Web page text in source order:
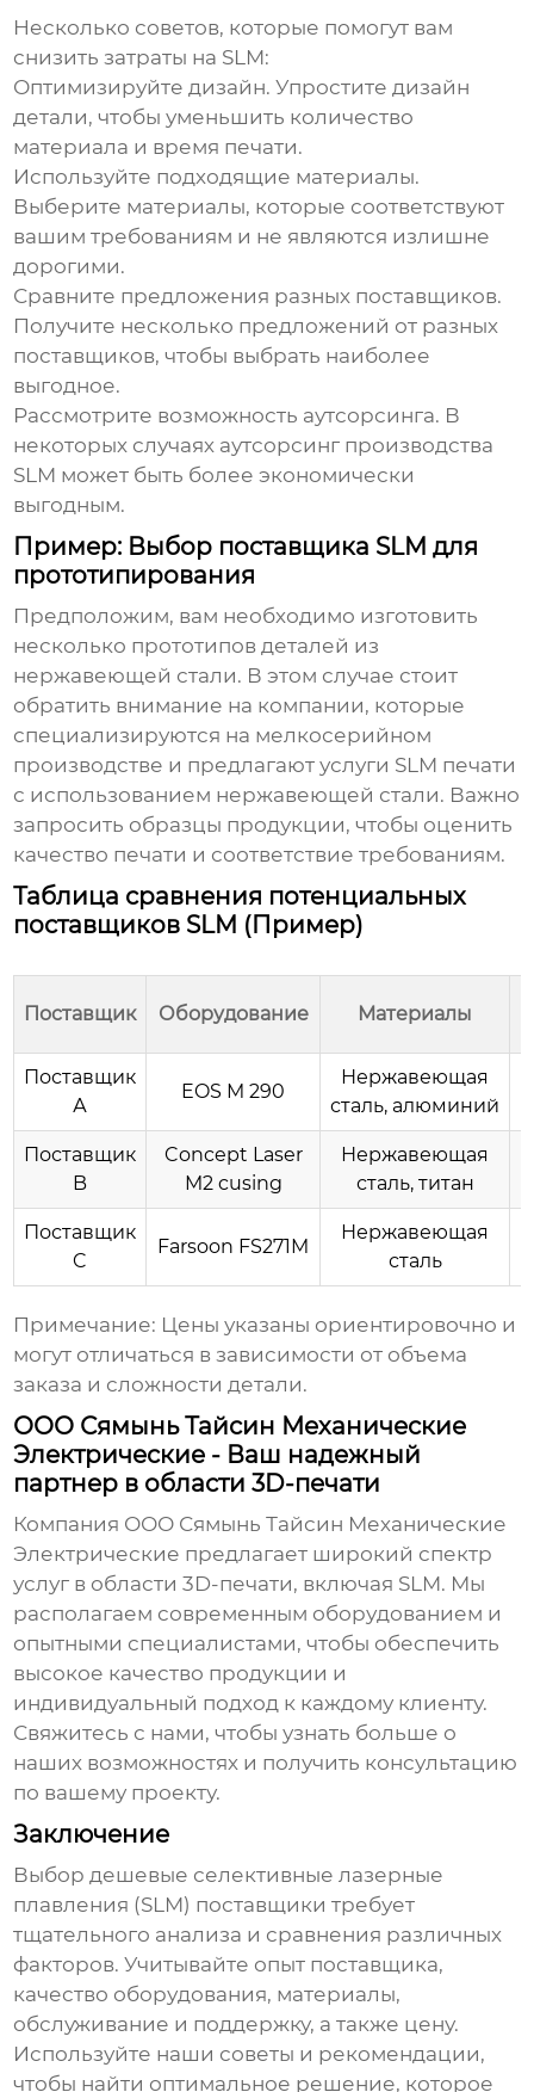
Несколько советов, которые помогут вам
снизить затраты на SLM:
Оптимизируйте дизайн. Упростите дизайн
детали, чтобы уменьшить количество
материала и время печати.
Используйте подходящие материалы.
Выберите материалы, которые соответствуют
вашим требованиям и не являются излишне
дорогими.
Сравните предложения разных поставщиков.
Получите несколько предложений от разных
поставщиков, чтобы выбрать наиболее
выгодное.
Рассмотрите возможность аутсорсинга. В
некоторых случаях аутсорсинг производства
SLM может быть более экономически
выгодным.
Пример: Выбор поставщика SLM для
прототипирования
Предположим, вам необходимо изготовить
несколько прототипов деталей из
нержавеющей стали. В этом случае стоит
обратить внимание на компании, которые
специализируются на мелкосерийном
производстве и предлагают услуги SLM печати
с использованием нержавеющей стали. Важно
запросить образцы продукции, чтобы оценить
качество печати и соответствие требованиям.
Таблица сравнения потенциальных
поставщиков SLM (Пример)
Поставщик Оборудование Материалы
Поставщик
А
EOS M 290
Нержавеющая
сталь, алюминий
Поставщик
B
Concept Laser
M2 cusing
Нержавеющая
сталь, титан
Поставщик
C
Farsoon FS271M
Нержавеющая
сталь
Примечание: Цены указаны ориентировочно и
могут отличаться в зависимости от объема
заказа и сложности детали.
ООО Сямынь Тайсин Механические
Электрические - Ваш надежный
партнер в области 3D-печати
Компания ООО Сямынь Тайсин Механические
Электрические предлагает широкий спектр
услуг в области 3D-печати, включая SLM. Мы
располагаем современным оборудованием и
опытными специалистами, чтобы обеспечить
высокое качество продукции и
индивидуальный подход к каждому клиенту.
Свяжитесь с нами, чтобы узнать больше о
наших возможностях и получить консультацию
по вашему проекту.
Заключение
Выбордешевые селективные лазерные
плавления (SLM) поставщики требует
тщательного анализа и сравнения различных
факторов. Учитывайте опыт поставщика,
качество оборудования, материалы,
обслуживание и поддержку, а также цену.
Используйте наши советы и рекомендации,
чтобы найти оптимальное решение, которое